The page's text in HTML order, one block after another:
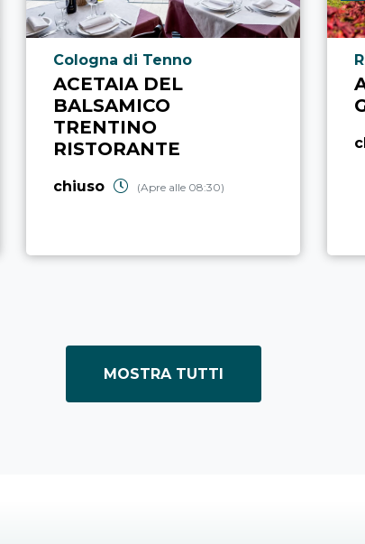
Località punto di interesse
Cologna di Tenno
ACETAIA DEL
BALSAMICO
TRENTINO
RISTORANTE
chiuso (Apre alle 08:30)
MOSTRA TUTTI